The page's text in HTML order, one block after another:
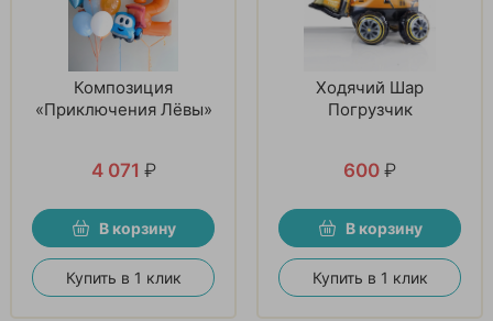
Композиция
«Приключения Лёвы»
4 071 ₽
В корзину
Купить в 1 клик
Ходячий Шар
Погрузчик
600 ₽
В корзину
Купить в 1 клик